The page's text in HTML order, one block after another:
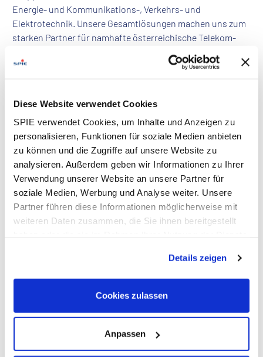
Diese Website verwendet Cookies
SPIE verwendet Cookies, um Inhalte und Anzeigen zu
personalisieren, Funktionen für soziale Medien anbieten
zu können und die Zugriffe auf unsere Website zu
analysieren. Außerdem geben wir Informationen zu Ihrer
Verwendung unserer Website an unsere Partner für
soziale Medien, Werbung und Analyse weiter. Unsere
Partner führen diese Informationen möglicherweise mit
weiteren Daten zusammen, die Sie ihnen bereitgestellt
Verarbeitung Ihrer Daten in den USA ein. Alle weiteren
Informationen zu Cookies finden Sie in unseren
Datenschutzhinweisen.
Details zeigen
Cookies zulassen
Anpassen
Energie- und Kommunikations-, Verkehrs- und
Elektrotechnik. Unsere Gesamtlösungen machen uns zum
starken Partner für namhafte österreichische Telekom-
Anbieter, Straßen- und Bahnerhalter sowie
Elektroversorgungsunternehmen.
Wir suchen ab sofort Dich als
Bauleiter im Bereich Glasfasertechnik LWL m/w/d
Standort: Biedermannsdorf
Kennziffer: 2023-1154
Arbeitszeit: Vollzeit
Aufgaben
Operative Abwicklung von Projekten im Bereich LWL /
Glasfasertechnik / Kupfertechnik
Abstimmung mit der Projektleitung und Ausführung mit
Abklärungen mit dem Auftraggeber in technischer
vorhandenen Ressourcen
Beauftragung und Koordination von Subunternehmern
Einhaltung der gesetzlichen Sicherheitsvorschriften auf